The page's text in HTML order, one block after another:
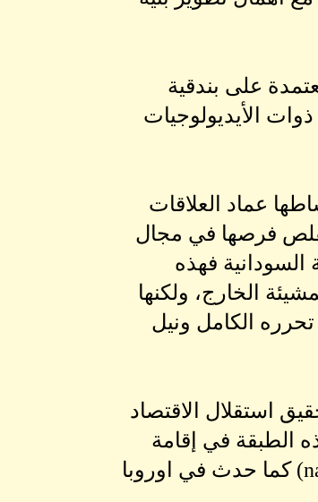
في البلاد معتمدة على بندقية
الأيديولوجيات
عماد العلاقات
يقلص فرصها في مجال
فهذه
الخارج، ولكنها
الكامل ونيل
استقلال الاقتصاد
الطبقة في إقامة
دولة رأسمالية متحضرة، وان شئت دولة شبيه بالدولة الوطنية (national state) كما حدث في اوروبا